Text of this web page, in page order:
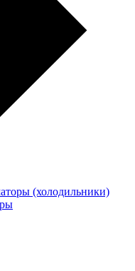
(холодильники)